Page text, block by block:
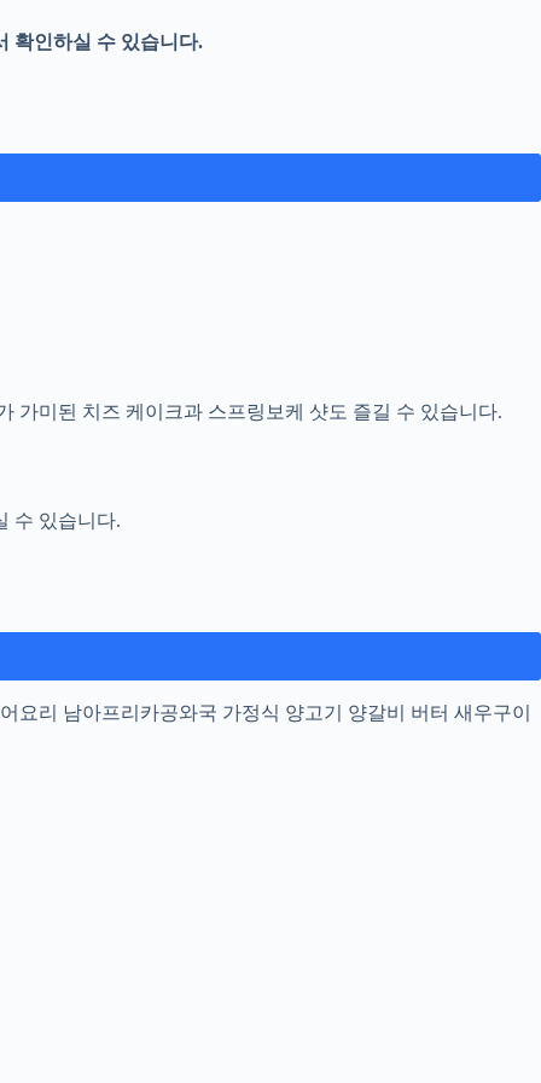
확인하실 수 있습니다.
가미된 치즈 케이크과 스프링보케 샷도 즐길 수 있습니다.
수 있습니다.
요리 남아프리카공와국 가정식 양고기 양갈비 버터 새우구이